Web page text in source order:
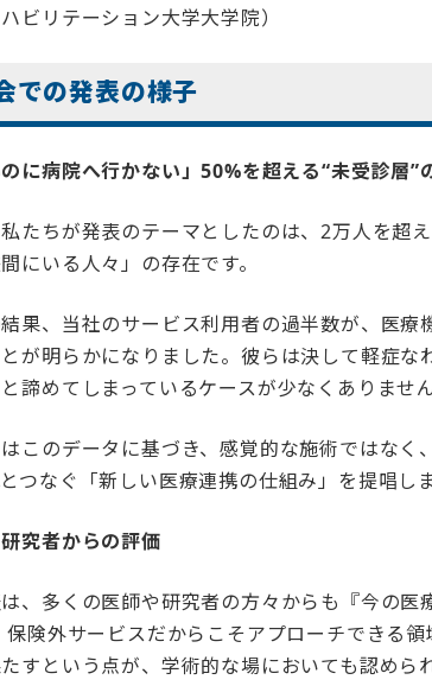
ビリテーション大学大学院）
での発表の様子
のに病院へ行かない」50%を超える“未受診層”
たちが発表のテーマとしたのは、2万人を超
にいる人々」の存在です。
果、当社のサービス利用者の過半数が、医
が明らかになりました。彼らは決して軽症
諦めてしまっているケースが少なくありません
このデータに基づき、感覚的な施術ではな
つなぐ「新しい医療連携の仕組み」を提唱し
究者からの評価
、多くの医師や研究者の方々からも『今の
保険外サービスだからこそアプローチできる
すという点が、学術的な場においても認めら